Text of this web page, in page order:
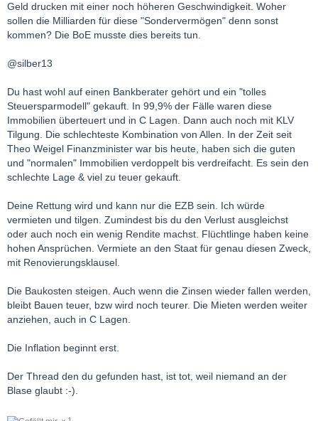
Geld drucken mit einer noch höheren Geschwindigkeit. Woher
sollen die Milliarden für diese "Sondervermögen" denn sonst
kommen? Die BoE musste dies bereits tun.
@silber13
Du hast wohl auf einen Bankberater gehört und ein "tolles
Steuersparmodell" gekauft. In 99,9% der Fälle waren diese
Immobilien überteuert und in C Lagen. Dann auch noch mit KLV
Tilgung. Die schlechteste Kombination von Allen. In der Zeit seit
Theo Weigel Finanzminister war bis heute, haben sich die guten
und "normalen" Immobilien verdoppelt bis verdreifacht. Es sein den
schlechte Lage & viel zu teuer gekauft.
Deine Rettung wird und kann nur die EZB sein. Ich würde
vermieten und tilgen. Zumindest bis du den Verlust ausgleichst
oder auch noch ein wenig Rendite machst. Flüchtlinge haben keine
hohen Ansprüchen. Vermiete an den Staat für genau diesen Zweck,
mit Renovierungsklausel.
Die Baukosten steigen. Auch wenn die Zinsen wieder fallen werden,
bleibt Bauen teuer, bzw wird noch teurer. Die Mieten werden weiter
anziehen, auch in C Lagen.
Die Inflation beginnt erst.
Der Thread den du gefunden hast, ist tot, weil niemand an der
Blase glaubt :-).